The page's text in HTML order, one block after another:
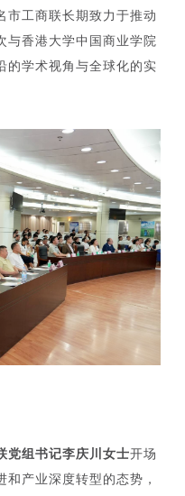
市工商联长期致力于推动
与香港大学中国商业学院
的学术视角与全球化的实
党组书记李庆川女士开场
产业深度转型的态势，